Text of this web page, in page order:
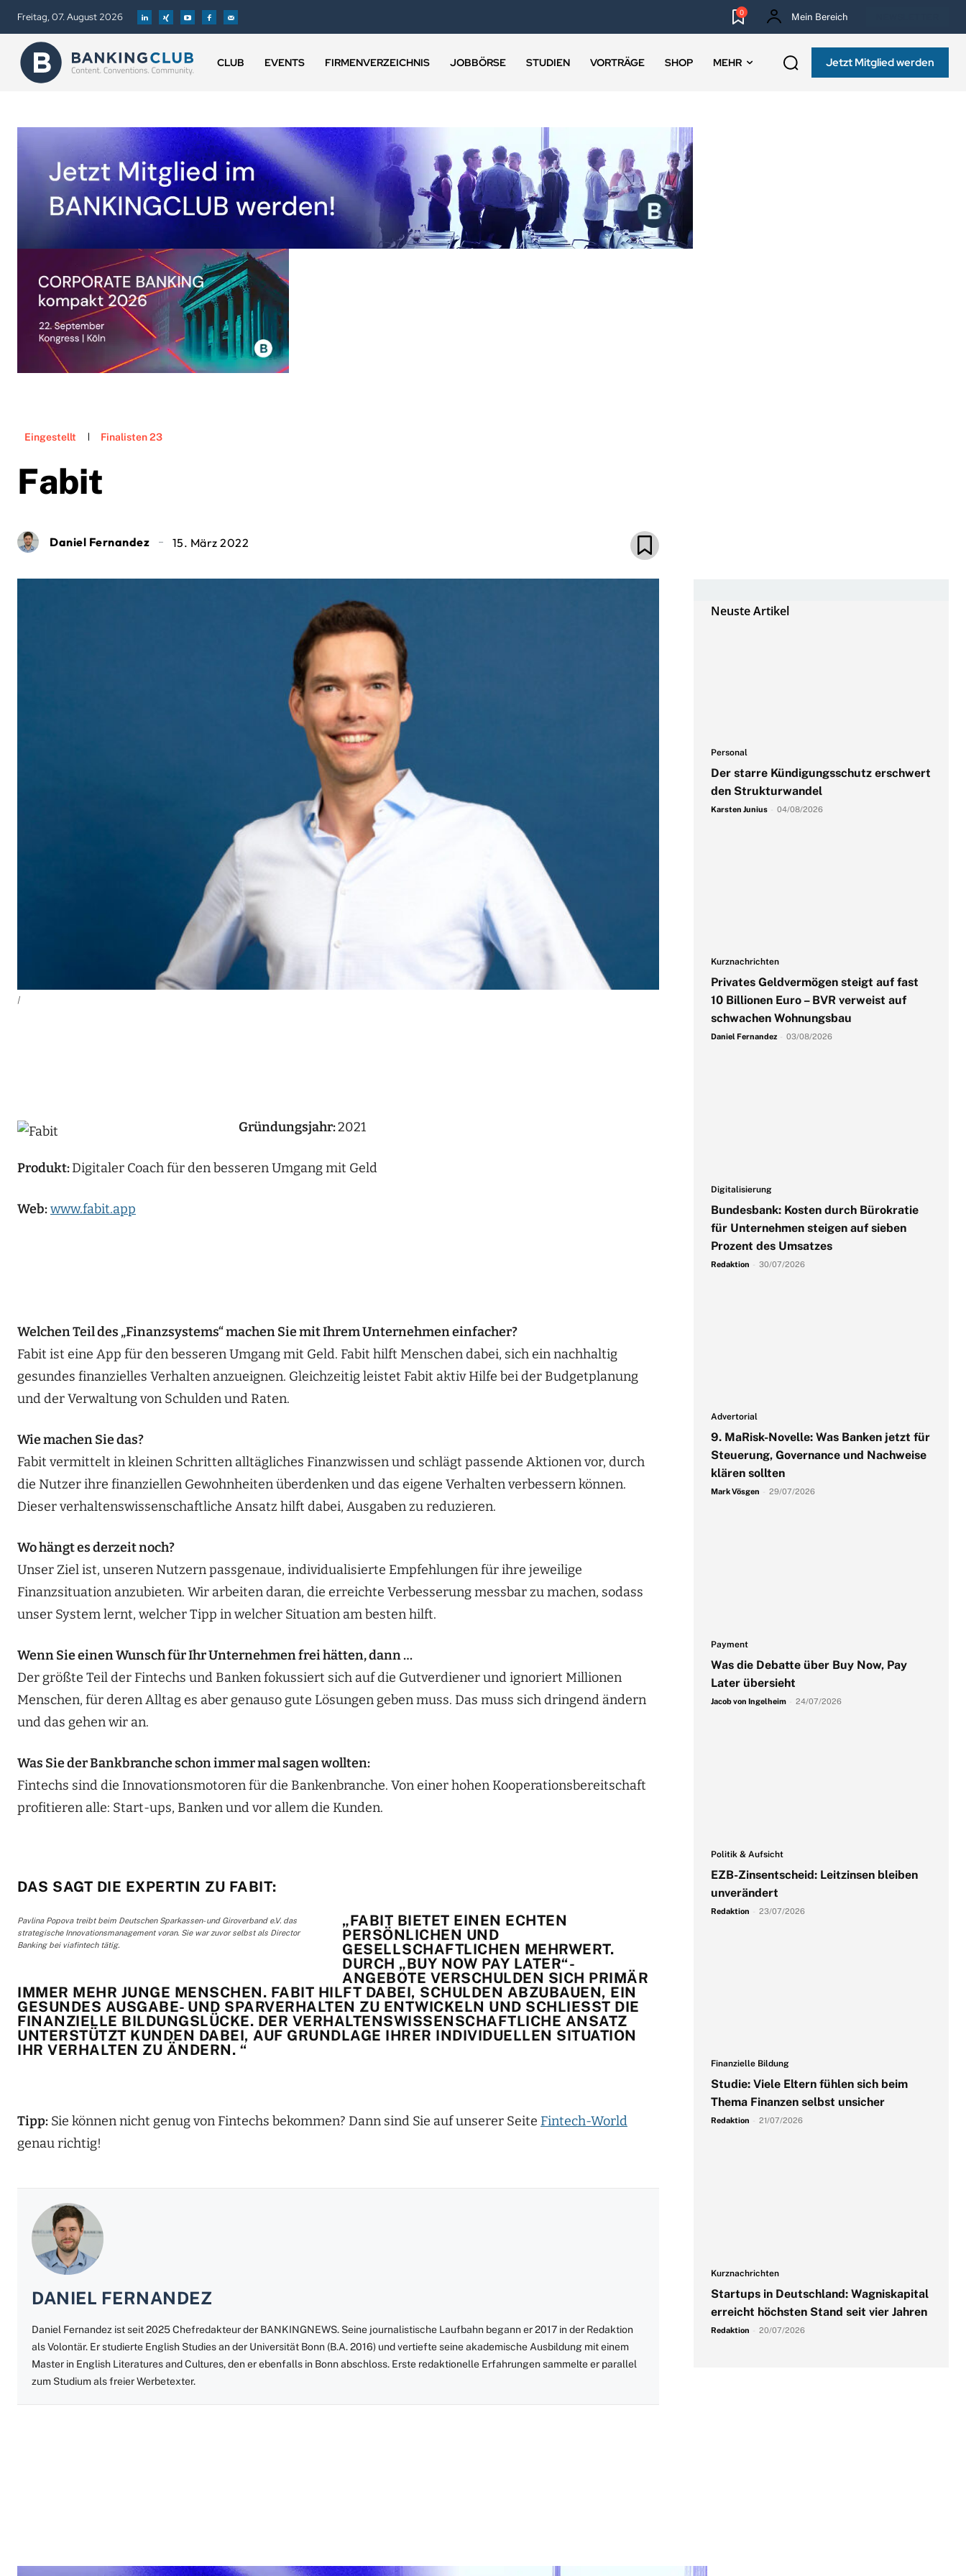
Freitag, 07. August 2026 0 Mein Bereich
CLUB EVENTS FIRMENVERZEICHNIS JOBBÖRSE STUDIEN VORTRÄGE SHOP MEHR Jetzt Mitglied werden
Eingestellt Finalisten 23
Fabit
Daniel Fernandez 15. März 2022
|
Gründungsjahr:2021
Produkt:Digitaler Coach für den besseren Umgang mit Geld
Web:www.fabit.app
Welchen Teil des „Finanzsystems“ machen Sie mit Ihrem Unternehmen einfacher?
Fabit ist eine App für den besseren Umgang mit Geld. Fabit hilft Menschen dabei, sich ein nachhaltig
gesundes finanzielles Verhalten anzueignen. Gleichzeitig leistet Fabit aktiv Hilfe bei der Budgetplanung
und der Verwaltung von Schulden und Raten.
Wie machen Sie das?
Fabit vermittelt in kleinen Schritten alltägliches Finanzwissen und schlägt passende Aktionen vor, durch
die Nutzer ihre finanziellen Gewohnheiten überdenken und das eigene Verhalten verbessern können.
Dieser verhaltenswissenschaftliche Ansatz hilft dabei, Ausgaben zu reduzieren.
Wo hängt es derzeit noch?
Unser Ziel ist, unseren Nutzern passgenaue, individualisierte Empfehlungen für ihre jeweilige
Finanzsituation anzubieten. Wir arbeiten daran, die erreichte Verbesserung messbar zu machen, sodass
unser System lernt, welcher Tipp in welcher Situation am besten hilft.
Wenn Sie einen Wunsch für Ihr Unternehmen frei hätten, dann …
Der größte Teil der Fintechs und Banken fokussiert sich auf die Gutverdiener und ignoriert Millionen
Menschen, für deren Alltag es aber genauso gute Lösungen geben muss. Das muss sich dringend ändern
und das gehen wir an.
Was Sie der Bankbranche schon immer mal sagen wollten:
Fintechs sind die Innovationsmotoren für die Bankenbranche. Von einer hohen Kooperationsbereitschaft
profitieren alle: Start-ups, Banken und vor allem die Kunden.
DAS SAGT DIE EXPERTIN ZU FABIT:
Pavlina Popova treibt beim Deutschen Sparkassen- und Giroverband e.V. das
strategische Innovationsmanagement voran. Sie war zuvor selbst als Director
Banking bei viafintech tätig.
„FABIT BIETET EINEN ECHTEN
PERSÖNLICHEN UND
GESELLSCHAFTLICHEN MEHRWERT.
DURCH „BUY NOW PAY LATER“-
ANGEBOTE VERSCHULDEN SICH PRIMÄR
IMMER MEHR JUNGE MENSCHEN. FABIT HILFT DABEI, SCHULDEN ABZUBAUEN, EIN
GESUNDES AUSGABE- UND SPARVERHALTEN ZU ENTWICKELN UND SCHLIESST DIE F
INANZIELLE BILDUNGSLÜCKE. DER VERHALTENSWISSENSCHAFTLICHE ANSATZ U
NTERSTÜTZT KUNDEN DABEI, AUF GRUNDLAGE IHRER INDIVIDUELLEN SITUATION I
HR VERHALTEN ZU ÄNDERN. “
Tipp: Sie können nicht genug von Fintechs bekommen? Dann sind Sie auf unserer Seite Fintech-World
genau richtig!
DANIEL FERNANDEZ
Daniel Fernandez ist seit 2025 Chefredakteur der BANKINGNEWS. Seine journalistische Laufbahn begann er 2017 in der Redaktion
als Volontär. Er studierte English Studies an der Universität Bonn (B.A. 2016) und vertiefte seine akademische Ausbildung mit einem
Master in English Literatures and Cultures, den er ebenfalls in Bonn abschloss. Erste redaktionelle Erfahrungen sammelte er parallel
zum Studium als freier Werbetexter.
Neuste Artikel
Personal
Der starre Kündigungsschutz erschwert
den Strukturwandel
Karsten Junius 04/08/2026
Kurznachrichten
Privates Geldvermögen steigt auf fast
10 Billionen Euro – BVR verweist auf
schwachen Wohnungsbau
Daniel Fernandez 03/08/2026
Digitalisierung
Bundesbank: Kosten durch Bürokratie
für Unternehmen steigen auf sieben
Prozent des Umsatzes
Redaktion 30/07/2026
Advertorial
9. MaRisk-Novelle: Was Banken jetzt für
Steuerung, Governance und Nachweise
klären sollten
Mark Vösgen 29/07/2026
Payment
Was die Debatte über Buy Now, Pay
Later übersieht
Jacob von Ingelheim 24/07/2026
Politik & Aufsicht
EZB-Zinsentscheid: Leitzinsen bleiben
unverändert
Redaktion 23/07/2026
Finanzielle Bildung
Studie: Viele Eltern fühlen sich beim
Thema Finanzen selbst unsicher
Redaktion 21/07/2026
Kurznachrichten
Startups in Deutschland: Wagniskapital
erreicht höchsten Stand seit vier Jahren
Redaktion 20/07/2026